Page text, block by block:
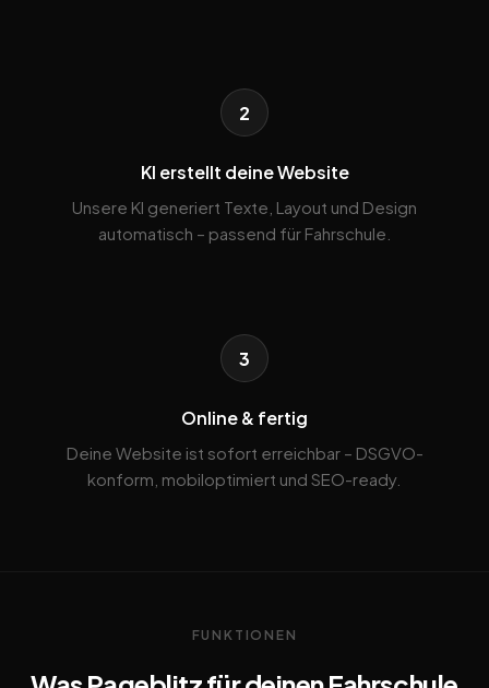
2
KI erstellt deine Website
Unsere KI generiert Texte, Layout und Design
automatisch – passend für Fahrschule.
3
Online & fertig
Deine Website ist sofort erreichbar – DSGVO-
konform, mobiloptimiert und SEO-ready.
FUNKTIONEN